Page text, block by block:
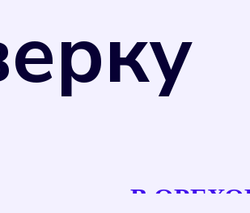
ресурсов, что позволяет
В